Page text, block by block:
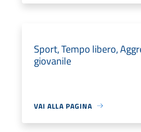
Sport, Tempo libero,
giovanile
VAI ALLA PAGINA